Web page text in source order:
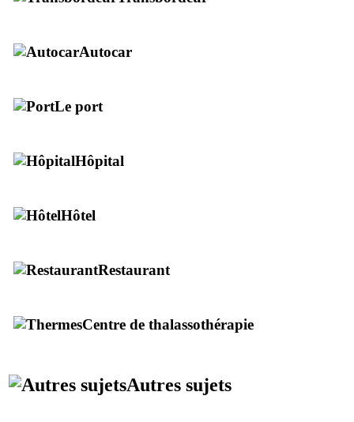
Autocar
Le port
Hôpital
Hôtel
Restaurant
Centre de thalassothérapie
Autres sujets